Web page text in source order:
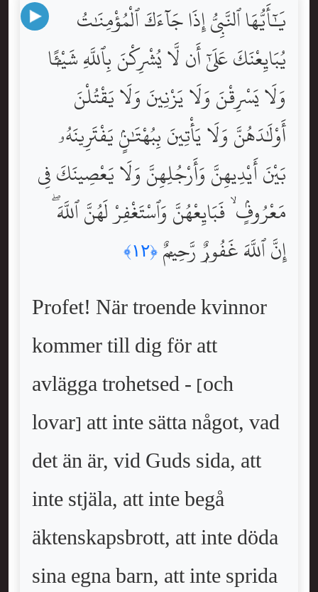
يَٰٓأَيُّهَا ٱلنَّبِىُّ إِذَا جَآءَكَ ٱلْمُؤْمِنَٰتُ
يُبَايِعْنَكَ عَلَىٰٓ أَن لَّا يُشْرِكْنَ بِٱللَّهِ شَيْـًۭٔا
وَلَا يَسْرِقْنَ وَلَا يَزْنِينَ وَلَا يَقْتُلْنَ
أَوْلَٰدَهُنَّ وَلَا يَأْتِينَ بِبُهْتَٰنٍۢ يَفْتَرِينَهُۥ
بَيْنَ أَيْدِيهِنَّ وَأَرْجُلِهِنَّ وَلَا يَعْصِينَكَ فِى
مَعْرُوفٍۢ ۙ فَبَايِعْهُنَّ وَٱسْتَغْفِرْ لَهُنَّ ٱللَّهَ ۖ
إِنَّ ٱللَّهَ غَفُورٌۭ رَّحِيمٌۭ ﴿١٢﴾
Profet! När troende kvinnor
kommer till dig för att
avlägga trohetsed - [och
lovar] att inte sätta något, vad
det än är, vid Guds sida, att
inte stjäla, att inte begå
äktenskapsbrott, att inte döda
sina egna barn, att inte sprida